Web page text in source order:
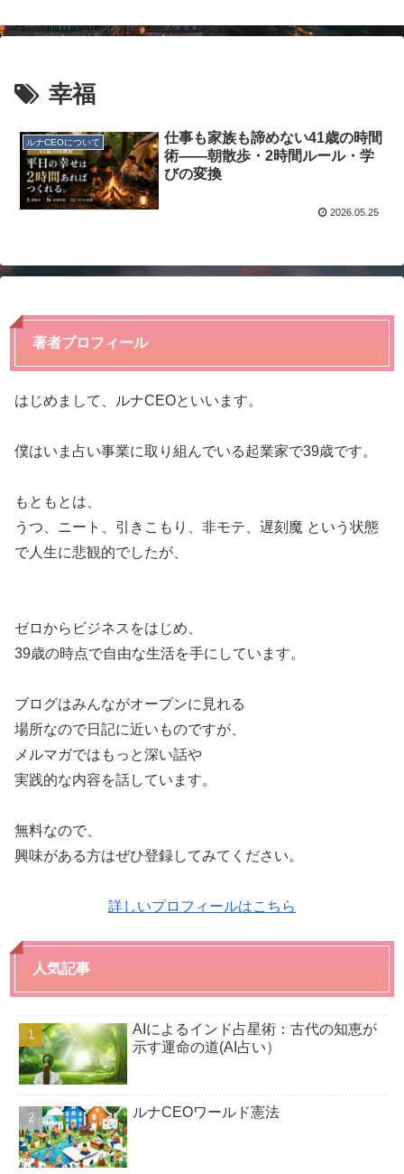
幸福
ルナCEOについて
仕事も家族も諦めない41歳の時間
術——朝散歩・2時間ルール・学
びの変換
2026.05.25
著者プロフィール
はじめまして、ルナCEOといいます。
僕はいま占い事業に取り組んでいる起業家で39歳です。
もともとは、
うつ、ニート、引きこもり、非モテ、遅刻魔 という状態
で人生に悲観的でしたが、
ゼロからビジネスをはじめ、
39歳の時点で自由な生活を手にしています。
ブログはみんながオープンに見れる
場所なので日記に近いものですが、
メルマガではもっと深い話や
実践的な内容を話しています。
無料なので、
興味がある方はぜひ登録してみてください。
詳しいプロフィールはこちら
人気記事
AIによるインド占星術：古代の知恵が
示す運命の道(AI占い）
ルナCEOワールド憲法